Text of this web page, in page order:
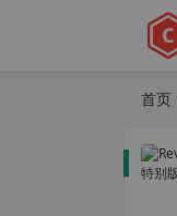
首页